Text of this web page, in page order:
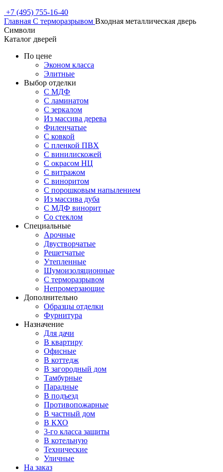
+7 (495) 755-16-40
Главная С терморазрывом Входная металлическая дверь
Символи
Каталог дверей
По цене
Эконом класса
Элитные
Выбор отделки
С МДФ
С ламинатом
С зеркалом
Из массива дерева
Филенчатые
С ковкой
С пленкой ПВХ
С винилискожей
С окрасом НЦ
С витражом
С виноритом
С порошковым напылением
Из массива дуба
С МДФ винорит
Со стеклом
Специальные
Арочные
Двустворчатые
Решетчатые
Утепленные
Шумоизоляционные
С терморазрывом
Непромерзающие
Дополнительно
Образцы отделки
Фурнитура
Назначение
Для дачи
В квартиру
Офисные
В коттедж
В загородный дом
Тамбурные
Парадные
В подъезд
Противопожарные
В частный дом
В КХО
3-го класса защиты
В котельную
Технические
Уличные
На заказ